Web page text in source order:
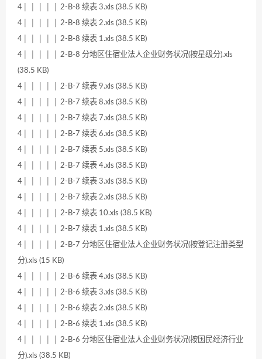
4│ │ │ │ │ 2-B-8 续表 3.xls (38.5 KB)
4│ │ │ │ │ 2-B-8 续表 2.xls (38.5 KB)
4│ │ │ │ │ 2-B-8 续表 1.xls (38.5 KB)
4│ │ │ │ │ 2-B-8 分地区住宿业法人企业财务状况(按星级分).xls
(38.5 KB)
4│ │ │ │ │ 2-B-7 续表 9.xls (38.5 KB)
4│ │ │ │ │ 2-B-7 续表 8.xls (38.5 KB)
4│ │ │ │ │ 2-B-7 续表 7.xls (38.5 KB)
4│ │ │ │ │ 2-B-7 续表 6.xls (38.5 KB)
4│ │ │ │ │ 2-B-7 续表 5.xls (38.5 KB)
4│ │ │ │ │ 2-B-7 续表 4.xls (38.5 KB)
4│ │ │ │ │ 2-B-7 续表 3.xls (38.5 KB)
4│ │ │ │ │ 2-B-7 续表 2.xls (38.5 KB)
4│ │ │ │ │ 2-B-7 续表 10.xls (38.5 KB)
4│ │ │ │ │ 2-B-7 续表 1.xls (38.5 KB)
4│ │ │ │ │ 2-B-7 分地区住宿业法人企业财务状况(按登记注册类型
分).xls (15 KB)
4│ │ │ │ │ 2-B-6 续表 4.xls (38.5 KB)
4│ │ │ │ │ 2-B-6 续表 3.xls (38.5 KB)
4│ │ │ │ │ 2-B-6 续表 2.xls (38.5 KB)
4│ │ │ │ │ 2-B-6 续表 1.xls (38.5 KB)
4│ │ │ │ │ 2-B-6 分地区住宿业法人企业财务状况(按国民经济行业
分).xls (38.5 KB)